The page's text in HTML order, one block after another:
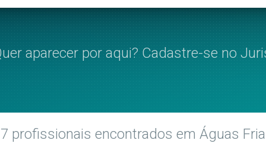
aparecer por aqui? Cadastre-se no
profissionais encontrados em Águas